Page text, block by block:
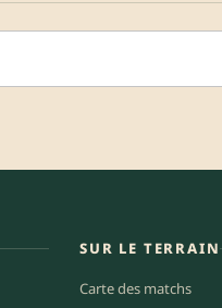
SUR LE TERRAIN
Carte des matchs